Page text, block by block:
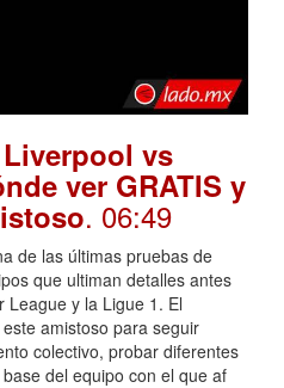
vs
ver GRATIS y
. 06:49
de las últimas pruebas de
que ultiman detalles antes
League y la Ligue 1. El
amistoso para seguir
colectivo, probar diferentes
del equipo con el que af